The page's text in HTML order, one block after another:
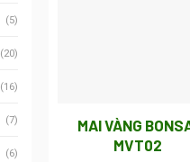
(5)
(20)
(16)
(7)
(6)
MAI VÀNG
MVT02